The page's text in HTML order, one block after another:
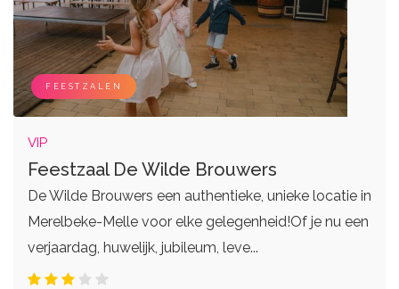
FEESTZALEN
VIP
Feestzaal De Wilde Brouwers
De Wilde Brouwers een authentieke, unieke locatie in
Merelbeke-Melle voor elke gelegenheid!Of je nu een
verjaardag, huwelijk, jubileum, leve...